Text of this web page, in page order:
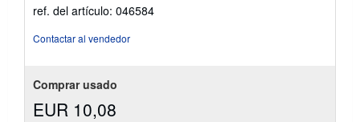
ref. del artículo: 046584
Contactar al vendedor
Comprar usado
EUR 10,08